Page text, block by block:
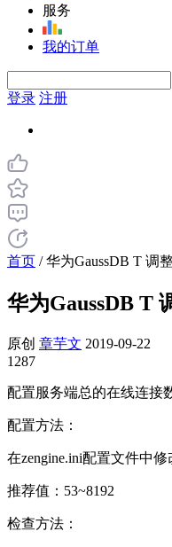
服务
我的订单
登录 注册
首页 /华为GaussDB T 调
华为GaussDB T
原创 章芋文 2019-09-22
1287
配置服务端总的在线连接
配置方法：
在zengine.ini配置文件中
推荐值：53~8192
检查方法：